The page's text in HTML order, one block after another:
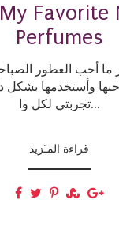
Perfumes
ما أحب العطور
وأستخدمها
تجربتي لكل وا...
قراءة المـَزيد